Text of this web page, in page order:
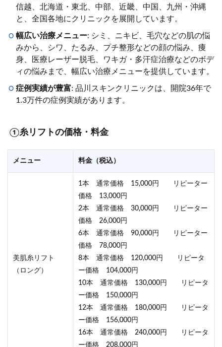
信越、北海道・東北、中部、近畿、中国、九州・沖縄
と、全国各地にクリニックを展開しています。
幅広い治療メニュー: シミ、ニキビ、毛穴などの肌の悩
みから、シワ、たるみ、プチ整形などの顔の悩み、痩
身、医療レーザー脱毛、ワキガ・多汗症治療などのボデ
ィの悩みまで、幅広い治療メニューを提供しています。
症例実績が豊富: 品川スキンクリニックは、開院36年で
1.3万件の症例実績があります。
①糸リフトの価格・料金
メニュー 料金（税込）
美肌糸リフト
（ロング）
1本 通常価格 15,000円 リピーター
価格 13,000円
2本 通常価格 30,000円 リピーター
価格 26,000円
6本 通常価格 90,000円 リピーター
価格 78,000円
8本 通常価格 120,000円 リピータ
ー価格 104,000円
10本 通常価格 130,000円 リピータ
ー価格 150,000円
12本 通常価格 180,000円 リピータ
ー価格 156,000円
16本 通常価格 240,000円 リピータ
ー価格 208,000円